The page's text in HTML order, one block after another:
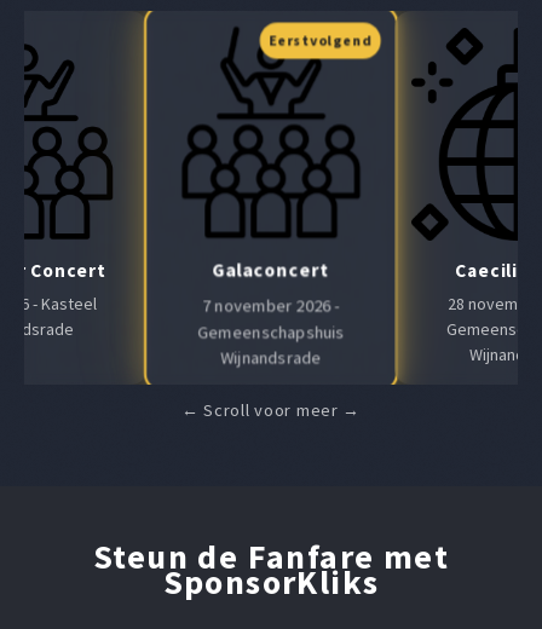
Concert
- Kasteel
Galaconcert
7 november 2026 -
Gemeenschapshuis
Wijnandsrade
28
Steun de Fanfare met
SponsorKliks